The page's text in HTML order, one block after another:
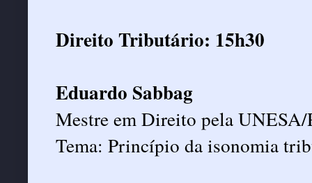
Direito Tributário: 15h30
Eduardo Sabbag
Mestre em Direito pela UNESA/
Tema: Princípio da isonomia